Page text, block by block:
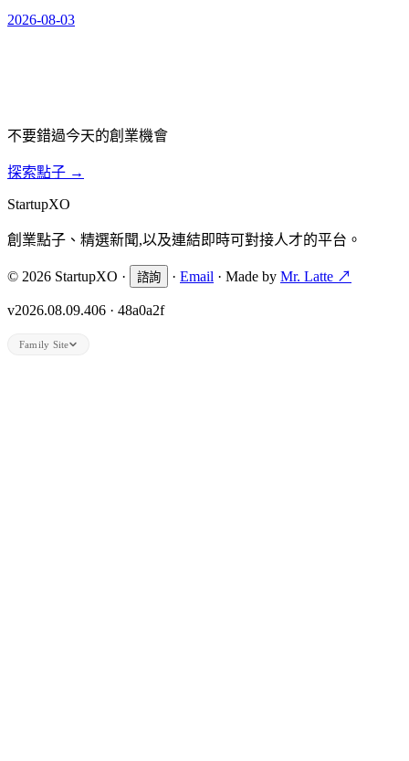
2026-08-03
不要錯過今天的創業機會
探索點子 →
StartupXO
創業點子、精選新聞,以及連結即時可對接人才的平台。
© 2026 StartupXO · 諮詢 · Email · Made by Mr. Latte ↗
v2026.08.09.406 · 48a0a2f
Family Site